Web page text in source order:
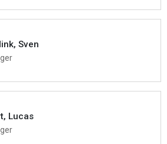
Sven
Lucas